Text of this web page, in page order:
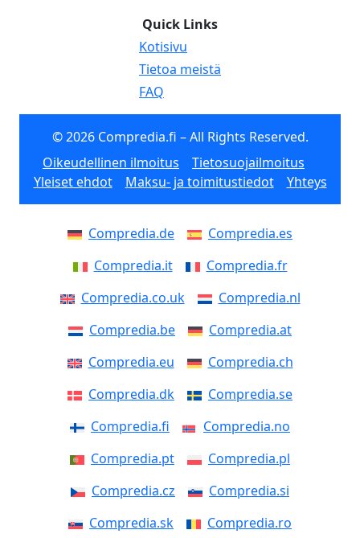
Quick Links
Kotisivu
Tietoa meistä
FAQ
© 2026 Compredia.fi – All Rights Reserved.
Oikeudellinen ilmoitus
Tietosuojailmoitus
Yleiset ehdot
Maksu- ja toimitustiedot Yhteys
Compredia.de
Compredia.es
Compredia.it
Compredia.fr
Compredia.co.uk
Compredia.nl
Compredia.be
Compredia.at
Compredia.eu
Compredia.ch
Compredia.dk
Compredia.se
Compredia.fi
Compredia.no
Compredia.pt
Compredia.pl
Compredia.cz
Compredia.si
Compredia.sk
Compredia.ro